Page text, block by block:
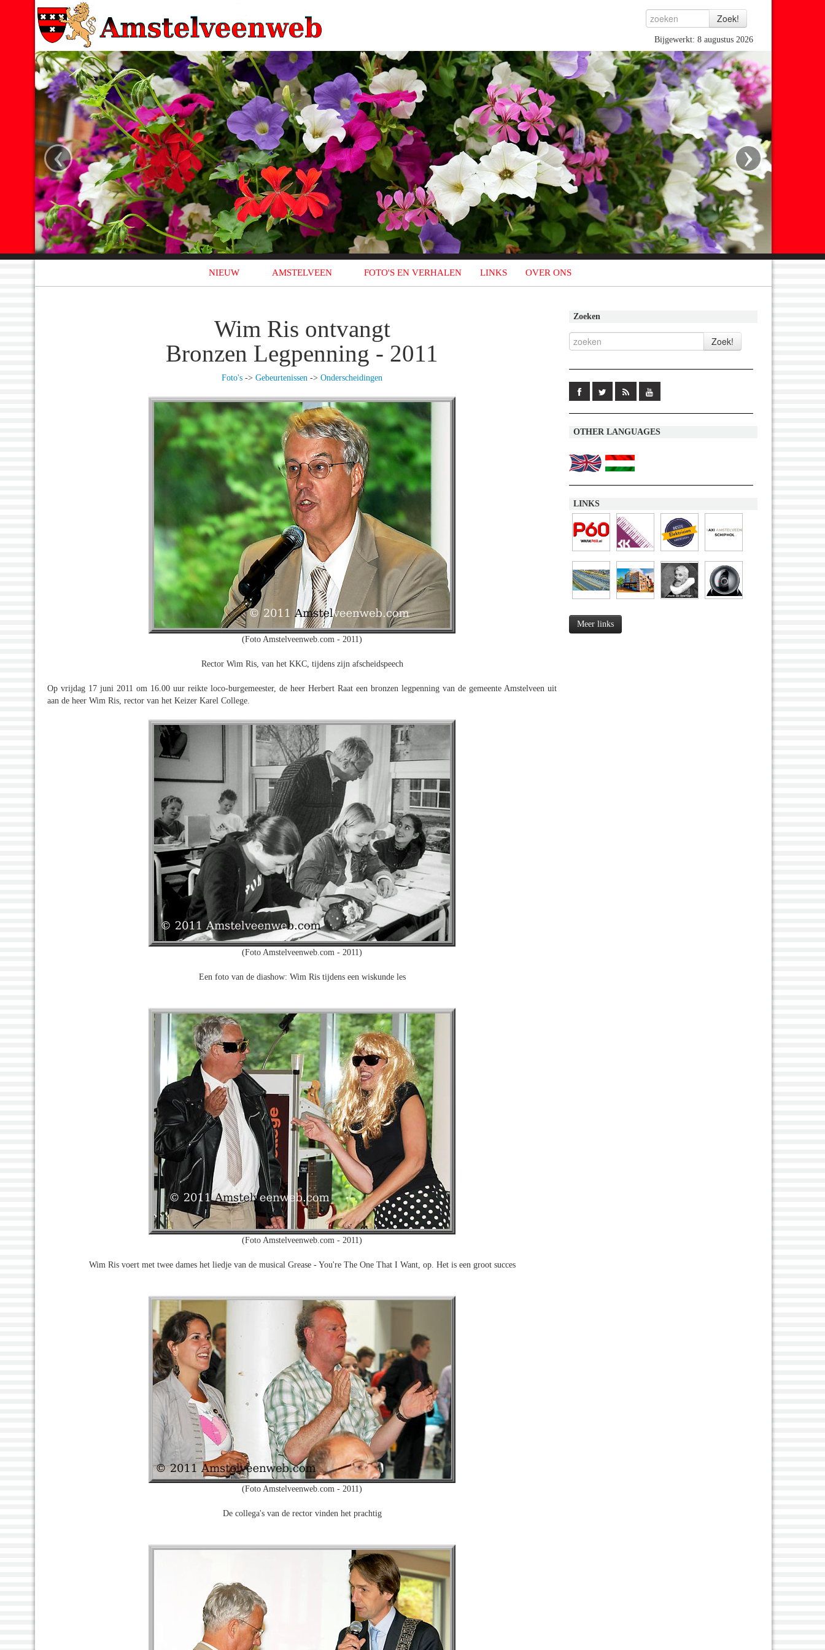
Bijgewerkt: 8 augustus 2026
‹ ›
NIEUW AMSTELVEEN FOTO'S EN VERHALEN LINKS OVER ONS
Wim Ris ontvangt
Bronzen Legpenning - 2011
Foto's -> Gebeurtenissen -> Onderscheidingen
(Foto Amstelveenweb.com - 2011)
Rector Wim Ris, van het KKC, tijdens zijn afscheidspeech
Op vrijdag 17 juni 2011 om 16.00 uur reikte loco-burgemeester, de heer Herbert Raat een bronzen legpenning van de gemeente Amstelveen uit
aan de heer Wim Ris, rector van het Keizer Karel College.
(Foto Amstelveenweb.com - 2011)
Een foto van de diashow: Wim Ris tijdens een wiskunde les
(Foto Amstelveenweb.com - 2011)
Wim Ris voert met twee dames het liedje van de musical Grease - You're The One That I Want, op. Het is een groot succes
(Foto Amstelveenweb.com - 2011)
De collega's van de rector vinden het prachtig
Zoeken
OTHER LANGUAGES
LINKS
Meer links